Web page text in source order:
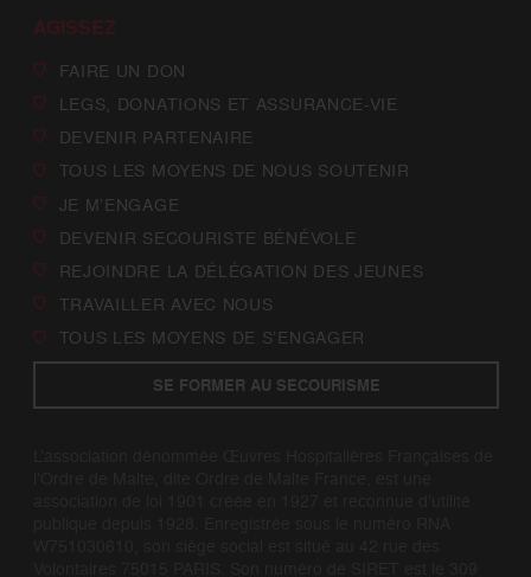
AGISSEZ
FAIRE UN DON
LEGS, DONATIONS ET ASSURANCE-VIE
DEVENIR PARTENAIRE
TOUS LES MOYENS DE NOUS SOUTENIR
JE M’ENGAGE
DEVENIR SECOURISTE BÉNÉVOLE
REJOINDRE LA DÉLÉGATION DES JEUNES
TRAVAILLER AVEC NOUS
TOUS LES MOYENS DE S’ENGAGER
SE FORMER AU SECOURISME